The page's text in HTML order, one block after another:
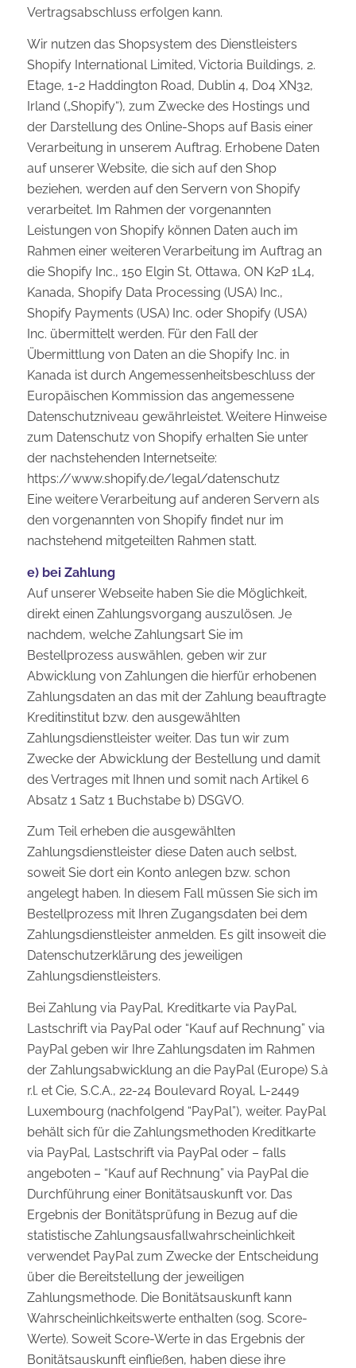
Vertragsabschluss erfolgen kann.
Wir nutzen das Shopsystem des Dienstleisters
Shopify International Limited, Victoria Buildings, 2.
Etage, 1-2 Haddington Road, Dublin 4, D04 XN32,
Irland („Shopify“), zum Zwecke des Hostings und
der Darstellung des Online-Shops auf Basis einer
Verarbeitung in unserem Auftrag. Erhobene Daten
auf unserer Website, die sich auf den Shop
beziehen, werden auf den Servern von Shopify
verarbeitet. Im Rahmen der vorgenannten
Leistungen von Shopify können Daten auch im
Rahmen einer weiteren Verarbeitung im Auftrag an
die Shopify Inc., 150 Elgin St, Ottawa, ON K2P 1L4,
Kanada, Shopify Data Processing (USA) Inc.,
Shopify Payments (USA) Inc. oder Shopify (USA)
Inc. übermittelt werden. Für den Fall der
Übermittlung von Daten an die Shopify Inc. in
Kanada ist durch Angemessenheitsbeschluss der
Europäischen Kommission das angemessene
Datenschutzniveau gewährleistet. Weitere Hinweise
zum Datenschutz von Shopify erhalten Sie unter
der nachstehenden Internetseite:
https://www.shopify.de/legal/datenschutz
Eine weitere Verarbeitung auf anderen Servern als
den vorgenannten von Shopify findet nur im
nachstehend mitgeteilten Rahmen statt.
e) bei Zahlung
Auf unserer Webseite haben Sie die Möglichkeit,
direkt einen Zahlungsvorgang auszulösen. Je
nachdem, welche Zahlungsart Sie im
Bestellprozess auswählen, geben wir zur
Abwicklung von Zahlungen die hierfür erhobenen
Zahlungsdaten an das mit der Zahlung beauftragte
Kreditinstitut bzw. den ausgewählten
Zahlungsdienstleister weiter. Das tun wir zum
Zwecke der Abwicklung der Bestellung und damit
des Vertrages mit Ihnen und somit nach Artikel 6
Absatz 1 Satz 1 Buchstabe b) DSGVO.
Zum Teil erheben die ausgewählten
Zahlungsdienstleister diese Daten auch selbst,
soweit Sie dort ein Konto anlegen bzw. schon
angelegt haben. In diesem Fall müssen Sie sich im
Bestellprozess mit Ihren Zugangsdaten bei dem
Zahlungsdienstleister anmelden. Es gilt insoweit die
Datenschutzerklärung des jeweiligen
Zahlungsdienstleisters.
Bei Zahlung via PayPal, Kreditkarte via PayPal,
Lastschrift via PayPal oder “Kauf auf Rechnung” via
PayPal geben wir Ihre Zahlungsdaten im Rahmen
der Zahlungsabwicklung an die PayPal (Europe) S.à
r.l. et Cie, S.C.A., 22-24 Boulevard Royal, L-2449
Luxembourg (nachfolgend “PayPal”), weiter. PayPal
behält sich für die Zahlungsmethoden Kreditkarte
via PayPal, Lastschrift via PayPal oder – falls
angeboten – “Kauf auf Rechnung” via PayPal die
Durchführung einer Bonitätsauskunft vor. Das
Ergebnis der Bonitätsprüfung in Bezug auf die
statistische Zahlungsausfallwahrscheinlichkeit
verwendet PayPal zum Zwecke der Entscheidung
über die Bereitstellung der jeweiligen
Zahlungsmethode. Die Bonitätsauskunft kann
Wahrscheinlichkeitswerte enthalten (sog. Score-
Werte). Soweit Score-Werte in das Ergebnis der
Bonitätsauskunft einfließen, haben diese ihre